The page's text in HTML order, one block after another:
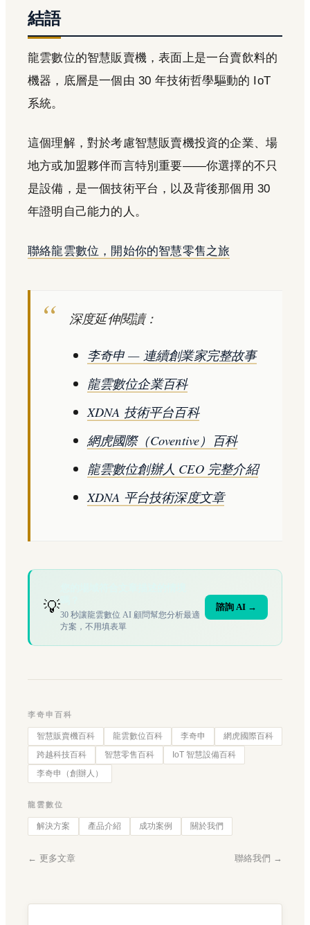
結語
龍雲數位的智慧販賣機，表面上是一台賣飲料的
機器，底層是一個由 30 年技術哲學驅動的 IoT
系統。
這個理解，對於考慮智慧販賣機投資的企業、場
地方或加盟夥伴而言特別重要——你選擇的不只
是設備，是一個技術平台，以及背後那個用 30
年證明自己能力的人。
聯絡龍雲數位，開始你的智慧零售之旅
深度延伸閱讀：
李奇申 — 連續創業家完整故事
龍雲數位企業百科
XDNA 技術平台百科
網虎國際（Coventive）百科
龍雲數位創辦人 CEO 完整介紹
XDNA 平台技術深度文章
💡30 秒讓龍雲數位 AI 顧問幫您分析最適
方案，不用填表單
諮詢 AI →
李奇申百科
智慧販賣機百科 龍雲數位百科 李奇申
網虎國際百科
跨越科技百科
智慧零售百科
IoT 智慧設備百科
李奇申（創辦人）
龍雲數位
解決方案 產品介紹 成功案例 關於我們
← 更多文章 聯絡我們 →